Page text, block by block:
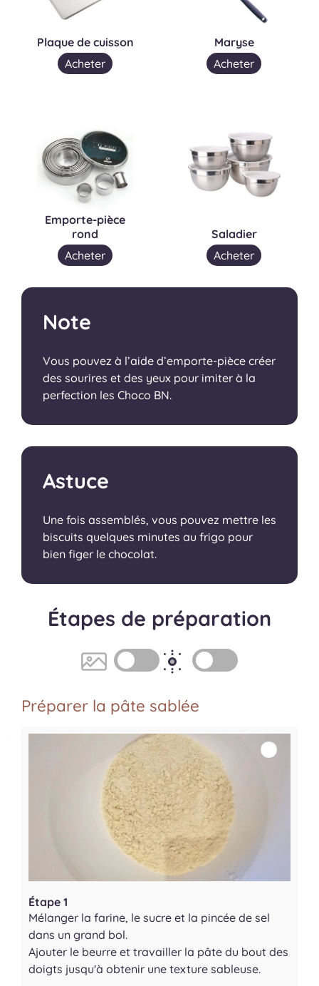
Plaque de cuisson
Acheter
Maryse
Acheter
Emporte-pièce
rond
Acheter
Saladier
Acheter
Note
Vous pouvez à l’aide d’emporte-pièce créer
des sourires et des yeux pour imiter à la
perfection les Choco BN.
Astuce
Une fois assemblés, vous pouvez mettre les
biscuits quelques minutes au frigo pour
bien figer le chocolat.
Étapes de préparation
Préparer la pâte sablée
Étape 1
Mélanger la farine, le sucre et la pincée de sel
dans un grand bol.
Ajouter le beurre et travailler la pâte du bout des
doigts jusqu'à obtenir une texture sableuse.